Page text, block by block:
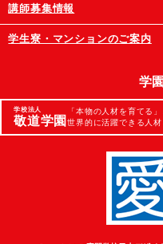
講師募集情報
学生寮・マンションのご案内
学
学校法人
敬道学園
「本物の人材を育てる
世界的に活躍できる人材